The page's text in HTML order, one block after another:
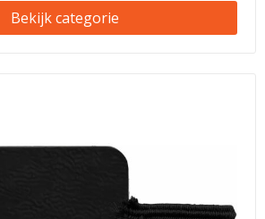
Bekijk categorie